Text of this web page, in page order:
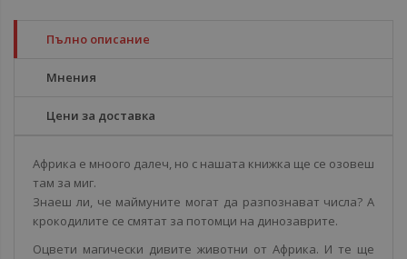
Пълно описание
Мнения
Цени за доставка
Африка е мноого далеч, но с нашата книжка ще се озовеш
там за миг.
Знаеш ли, че маймуните могат да разпознават числа? А
крокодилите се смятат за потомци на динозаврите.
Оцвети магически дивите животни от Африка. И те ще